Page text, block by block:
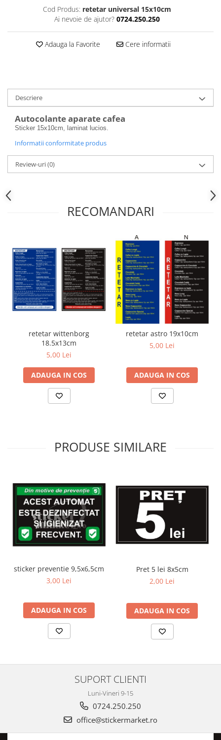
Cod Produs: retetar universal 15x10cm
Ai nevoie de ajutor? 0724.250.250
Adauga la Favorite Cere informatii
Descriere
Autocolante aparate cafea
Sticker 15x10cm, laminat lucios.
Informatii conformitate produs
Review-uri(0)
RECOMANDARI
retetar wittenborg
18.5x13cm
5,00 Lei
ADAUGA IN COS
retetar astro 19x10cm
5,00 Lei
ADAUGA IN COS
PRODUSE SIMILARE
sticker preventie 9,5x6,5cm
3,00 Lei
ADAUGA IN COS
Pret 5 lei 8x5cm
2,00 Lei
ADAUGA IN COS
SUPORT CLIENTI
Luni-Vineri 9-15
0724.250.250
office@stickermarket.ro